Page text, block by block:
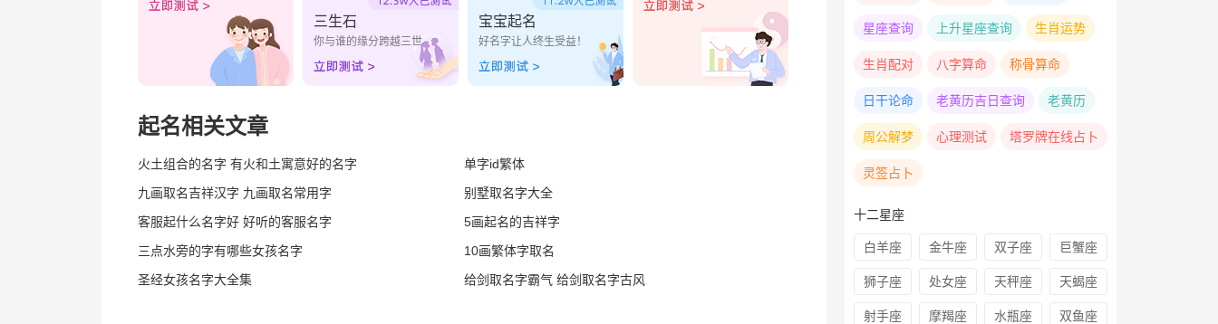
三生石
你与谁的缘分跨越三世
宝宝起名
好名字让人终生受益！
起名相关文章
火土组合的名字 有火和土寓意好的名字
单字id繁体
九画取名吉祥汉字 九画取名常用字
别墅取名字大全
客服起什么名字好 好听的客服名字
5画起名的吉祥字
三点水旁的字有哪些女孩名字
10画繁体字取名
圣经女孩名字大全集
给剑取名字霸气 给剑取名字古风
星座查询 上升星座查询 生肖运势
生肖配对 八字算命 称骨算命
日干论命 老黄历吉日查询 老黄历
周公解梦 心理测试 塔罗牌在线占卜
灵签占卜
十二星座
白羊座 金牛座 双子座 巨蟹座
狮子座 处女座 天秤座 天蝎座
射手座 摩羯座 水瓶座 双鱼座